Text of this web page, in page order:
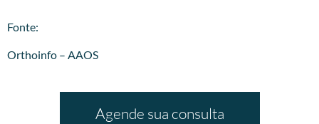
Fonte:
Orthoinfo – AAOS
Agende sua consulta